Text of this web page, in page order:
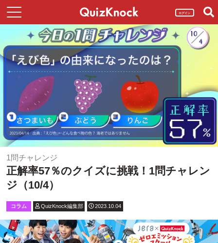
ログイン
1問チャレンジ
正解率57％のクイズに挑戦！1問チャレン
ジ（10/4）
コラム QuizKnock編集部 2023.10.04